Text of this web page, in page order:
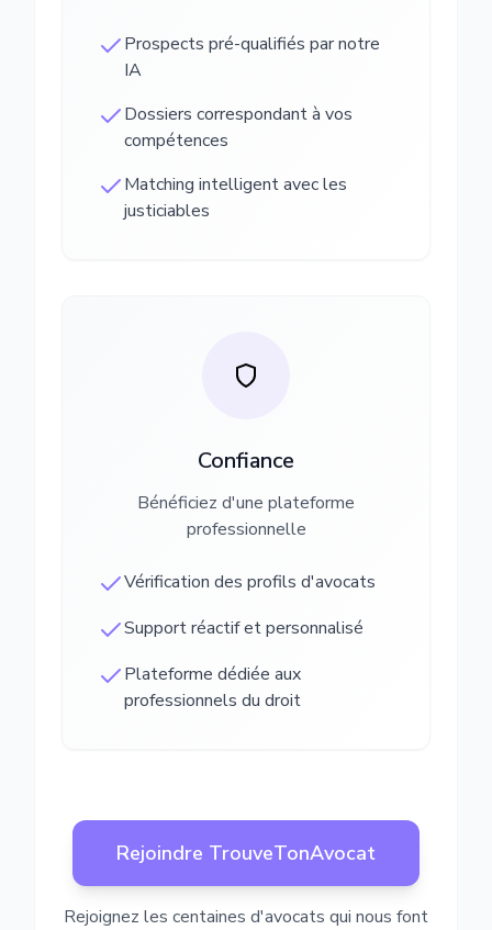
Prospects pré-qualifiés par notre
IA
Dossiers correspondant à vos
compétences
Matching intelligent avec les
justiciables
Confiance
Bénéficiez d'une plateforme
professionnelle
Vérification des profils d'avocats
Support réactif et personnalisé
Plateforme dédiée aux
professionnels du droit
Rejoindre TrouveTonAvocat
Rejoignez les centaines d'avocats qui nous font